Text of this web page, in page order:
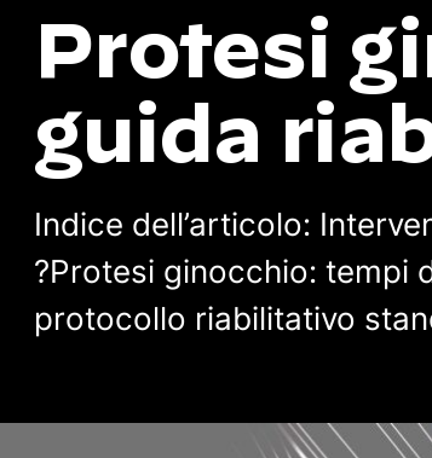
Protesi
guida
Indice dell’articolo:
?Protesi ginocchio: tempi
protocollo riabilitativo